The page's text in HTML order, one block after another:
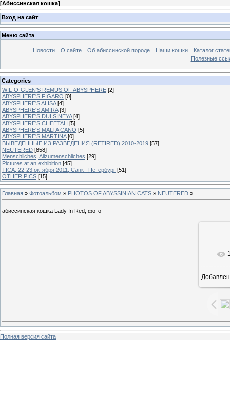
[Абиссинская кошка]
Вход на сайт
Меню сайта
Новости О сайте Об абиссинской породе Наши кошки
Каталог
Полезные
Categories
WIL-O-GLEN'S REMUS OF ABYSPHERE [2]
ABYSPHERE'S FIGARO [0]
ABYSPHERE'S ALISA [4]
ABYSPHERE'S AMIRA [3]
ABYSPHERE'S DULSINEYA [4]
ABYSPHERE'S CHEETAH [5]
ABYSPHERE'S MALTA CANO [5]
ABYSPHERE'S MARTINA [0]
ВЫВЕДЕННЫЕ ИЗ РАЗВЕДЕНИЯ (RETIRED) 2010-2019 [57]
NEUTERED [858]
Menschliches, Allzumenschliches [29]
Pictures at an exhibition [45]
TICA, 22-23 октября 2011, Санкт-Петербург [51]
OTHER PICS [15]
Главная » Фотоальбом » PHOTOS OF ABYSSINIAN CATS » NEUTERED »
абиссинская кошка Lady In Red, фото
Полная версия сайта